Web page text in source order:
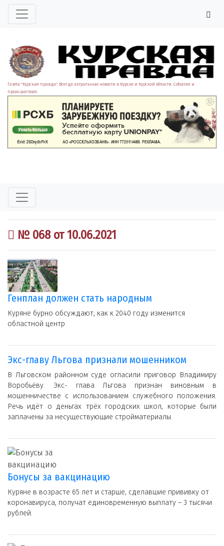
Газета "Курская правда". Всегда актуальные новости в Курске и Курской области. События и
происшествия.
№ 068 от 10.06.2021
Генплан должен стать народным
Куряне бурно обсуждают, как к 2040 году изменится
областной центр
Экс-главу Льгова признали мошенником
В Льговском районном суде огласили приговор Владимиру
Воробьёву. Экс- глава Льгова признан виновным в
мошенничестве с использованием служебного положения.
Речь идёт о деньгах трёх городских школ, которые были
заплачены за несуществующие стройматериалы.
Бонусы за вакцинацию
Куряне в возрасте 65 лет и старше, сделавшие прививку от
коронавируса, получат единовременную выплату – 3 тысячи
рублей.